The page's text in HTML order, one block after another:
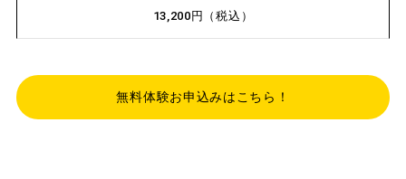
13,200円（税込）
無料体験お申込みはこちら！